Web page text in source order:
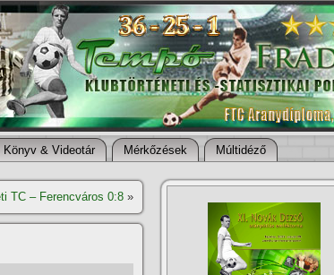
Könyv & Videotár Mérkőzések Múltidéző
TC – Ferencváros 0:8 »